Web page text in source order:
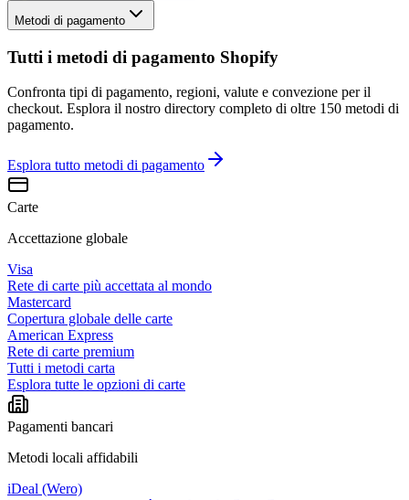
Metodi di pagamento
Tutti i metodi di pagamento Shopify
Confronta tipi di pagamento, regioni, valute e convezione per il
checkout. Esplora il nostro directory completo di oltre 150 metodi di
pagamento.
Esplora tutto metodi di pagamento
Carte
Accettazione globale
Visa
Rete di carte più accettata al mondo
Mastercard
Copertura globale delle carte
American Express
Rete di carte premium
Tutti i metodi carta
Esplora tutte le opzioni di carte
Pagamenti bancari
Metodi locali affidabili
iDeal (Wero)